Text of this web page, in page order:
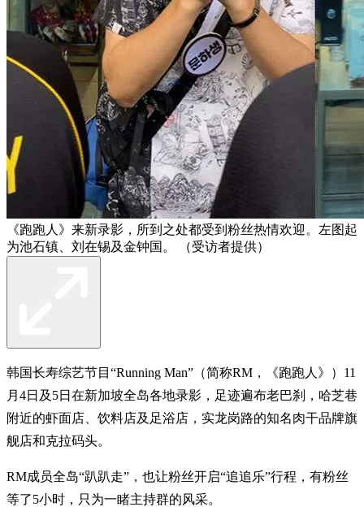
《跑跑人》来新录影，所到之处都受到粉丝热情欢迎。左图起
为池石镇、刘在锡及金钟国。 （受访者提供）
韩国长寿综艺节目“Running Man”（简称RM，《跑跑人》）11
月4日及5日在新加坡全岛各地录影，足迹遍布老巴刹，哈芝巷
附近的虾面店、饮料店及足浴店，实龙岗路的知名肉干品牌旗
舰店和克拉码头。
RM成员全岛“趴趴走”，也让粉丝开启“追追乐”行程，有粉丝
等了5小时，只为一睹主持群的风采。